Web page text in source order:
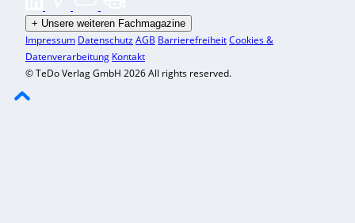
+ Unsere weiteren Fachmagazine
Impressum DatenschutzAGB BarrierefreiheitCookies &
Datenverarbeitung Kontakt
© TeDo Verlag GmbH 2026 All rights reserved.